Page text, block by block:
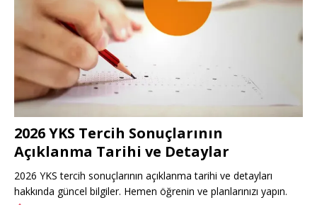
2026 YKS Tercih Sonuçlarının
Açıklanma Tarihi ve Detaylar
2026 YKS tercih sonuçlarının açıklanma tarihi ve detayları
hakkında güncel bilgiler. Hemen öğrenin ve planlarınızı yapın.